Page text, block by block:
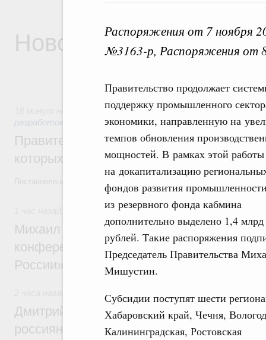
Распоряжения от 7 ноября
№3163-р, Распоряжения от
Правительство продолжает
поддержку промышленного
экономики, направленную на
темпов обновления
мощностей. В рамках этой работы
на докапитализацию
фондов развития
из резервного фонда кабмина
дополнительно выделено 1,4 млрд
рублей. Такие распоряжения
Председатель Правительства
Мишустин.
Субсидии поступят шести
Хабаровский край, Чечня,
Калининградская, Ростовская
Новости
Государственная политика в сфере
разработок
Правительство расширило перечень
которых освобождаются от НДФЛ
Отрасль информационных технологий
Михаил Мишустин дал поручения по
конференции «Цифровая индустрия
России»
Спорт высших достижений и массовый
Дмитрий Чернышенко и Михаил
россиян с Днём физкультурника